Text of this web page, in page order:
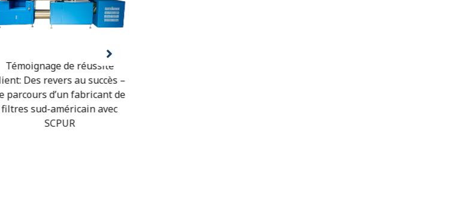
Témoignage de réussite
Des revers au succès –
parcours d’un fabricant de
filtres sud-américain avec
SCPUR